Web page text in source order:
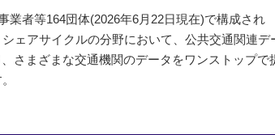
者等164団体(2026年6月22日現在)で構成され
ェアサイクルの分野において、公共交通関連デ
さまざまな交通機関のデータをワンストップで